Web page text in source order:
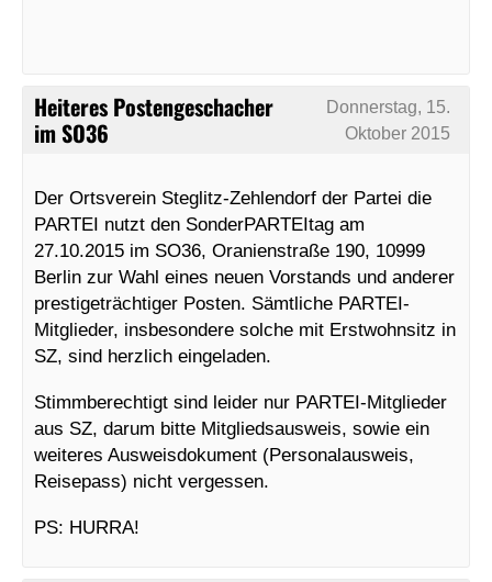
Heiteres Postengeschacher
im SO36
Donnerstag, 15.
Oktober 2015
Der Ortsverein Steglitz-Zehlendorf der Partei die
PARTEI nutzt den SonderPARTEItag am
27.10.2015 im SO36, Oranienstraße 190, 10999
Berlin zur Wahl eines neuen Vorstands und anderer
prestigeträchtiger Posten. Sämtliche PARTEI-
Mitglieder, insbesondere solche mit Erstwohnsitz in
SZ, sind herzlich eingeladen.
Stimmberechtigt sind leider nur PARTEI-Mitglieder
aus SZ, darum bitte Mitgliedsausweis, sowie ein
weiteres Ausweisdokument (Personalausweis,
Reisepass) nicht vergessen.
PS: HURRA!